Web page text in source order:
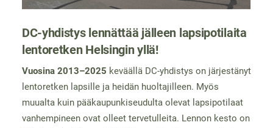
DC-yhdistys lennättää jälleen lapsipotilaita
lentoretken Helsingin yllä!
Vuosina 2013–2025 keväällä DC-yhdistys on järjestänyt
lentoretken lapsille ja heidän huoltajilleen. Myös
muualta kuin pääkaupunkiseudulta olevat lapsipotilaat
vanhempineen ovat olleet tervetulleita. Lennon kesto on